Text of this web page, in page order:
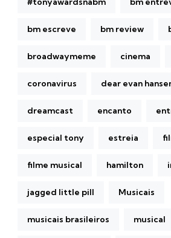
bm escreve bm review
broadwaymeme cinema
coronavirus dear evan
dreamcast encanto
especial tony estreia
filme musical hamilton
jagged little pill Musicais
musicais brasileiros musical